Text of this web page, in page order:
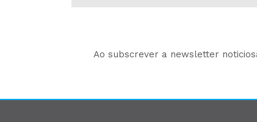
Ao subscrever a newsletter